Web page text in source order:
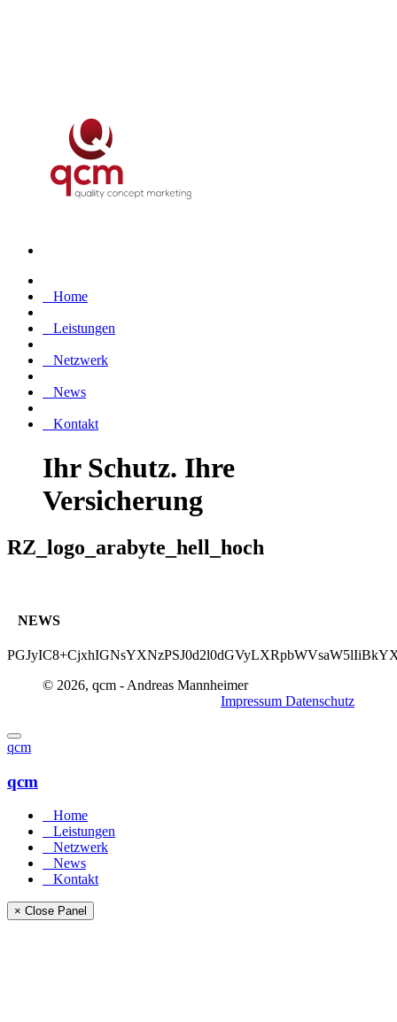
Home
Leistungen
Netzwerk
News
Kontakt
Ihr Schutz. Ihre
Versicherung
RZ_logo_arabyte_hell_hoch
NEWS
© 2026, qcm - Andreas Mannheimer
Impressum Datenschutz
qcm
qcm
Home
Leistungen
Netzwerk
News
Kontakt
× Close Panel